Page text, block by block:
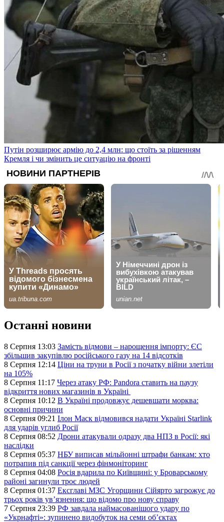
Путін розширює армію до 2,4 млн: що стоїть за рішенням
Кремля і чи змінить це ситуацію на фронті
Останні новини
8 Серпня 13:03 Замість відмови – нарощення імпорту: ЄС
збільшив закупівлю російського газу на 14 відсотків
8 Серпня 12:14 Ціни на труни в Росії з початку війни злетіли
на 105%
8 Серпня 11:17 Через атаку РФ: Pandora ставить на паузу
відкриття нових магазинів в Україні
8 Серпня 10:12 В Україні продовжує дешевшати морква:
основні причини
8 Серпня 09:21 Ілон Маск відмовився надати Україні Starlink
для ударів углиб Росії
8 Серпня 08:52 Дрони атакували одразу два НПЗ в Росії: які
наслідки
8 Серпня 05:37 НБУ виписав мільйонні штрафи банкам: хто
потрапив під санкції через фінмоніторинг
8 Серпня 04:08 Росія вдарила по Київщині: у Броварському
районі загинули троє людей
8 Серпня 01:37 Ексглаві МЗС Угорщини Сійярто загрожує до
трьох років ув’язнення: що відомо про нову справу
7 Серпня 23:39 РФ завдала наймасованішого удару по
«Укрнафті»: зупинено видобуток на семи об’єктах